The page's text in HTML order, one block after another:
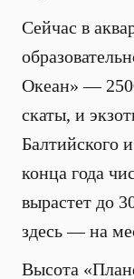
Сейчас в
Океан» —
скаты, и
Балтийского
конца года
вырастет до
здесь — на
Высота